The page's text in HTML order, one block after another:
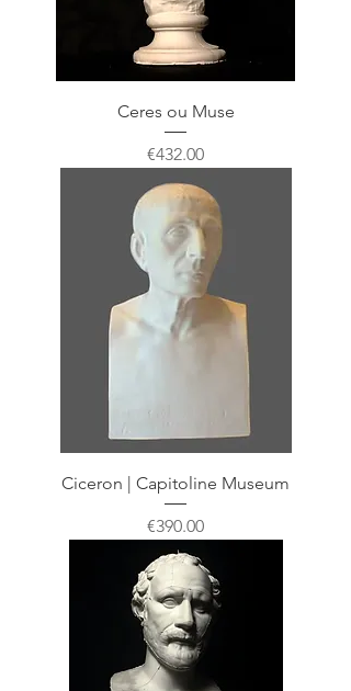
Ceres ou Muse
Price
€432.00
Ciceron | Capitoline Museum
Price
€390.00